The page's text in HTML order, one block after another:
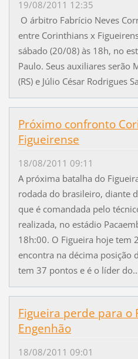
19/08/2011 12:35
O árbitro Fabrício Neves
entre Corinthians x
sábado (20/08) às 18h, no
Paulo. Seus auxiliares serão
(RS) e Júlio César Rodrigues
Próximo confronto
Figueirense
18/08/2011 09:11
A próxima batalha do
rodada do brasileiro, diante
que é comandada pelo
realizada, no estádio
18h:00. O Figueira hoje tem
encontra na décima posição
tem 37 pontos e é o líder
Figueira perde para o
Engenhão
18/08/2011 09:01